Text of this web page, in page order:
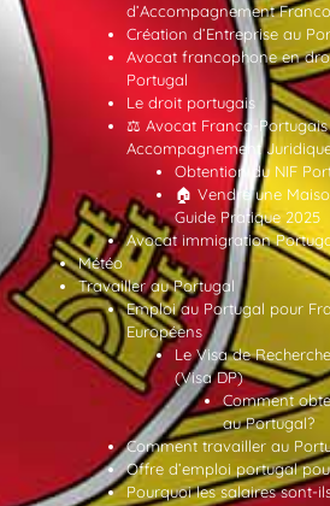
d’Accompagnement
Création d’Entreprise au
Avocat francophone en
Portugal
Le droit portugais
⚖️ Avocat Franco-Portugais
Accompagnement
Obtention du NIF
🏠 Vendre une
Guide Pratique 2025
Avocat immigration
Météo
Travailler au Portugal
Emploi au Portugal pour
Européens
Le Visa de
(Visa DP)
Comment
au Portugal?
Comment travailler au
Offre d’emploi portugal
Pourquoi les salaires sont-